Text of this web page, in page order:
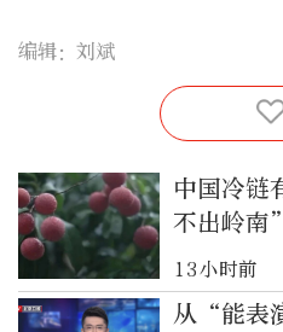
编辑：刘斌
中国冷链
不出岭
13小时前
从“能表